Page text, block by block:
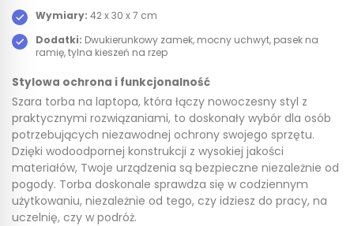
Wymiary: 42 x 30 x 7 cm
Dodatki: Dwukierunkowy zamek, mocny uchwyt, pasek na
ramię, tylna kieszeń na rzep
Stylowa ochrona i funkcjonalność
Szara torba na laptopa, która łączy nowoczesny styl z
praktycznymi rozwiązaniami, to doskonały wybór dla osób
potrzebujących niezawodnej ochrony swojego sprzętu.
Dzięki wodoodpornej konstrukcji z wysokiej jakości
materiałów, Twoje urządzenia są bezpieczne niezależnie od
pogody. Torba doskonale sprawdza się w codziennym
użytkowaniu, niezależnie od tego, czy idziesz do pracy, na
uczelnię, czy w podróż.